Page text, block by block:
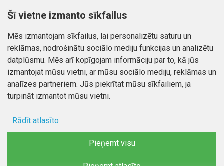
Klientiem
Kontakti
Preču atgriešana
Mans profils
Mans profils
Pasūtījumi
Piegāde un apmaksa
Atteikuma tiesības
Privātuma politika
Kontakti
Autortiesības © 2026, www.autobode.lv, Visas tiesības
Šī vietne izmanto sīkfailus
Mēs izmantojam sīkfailus, lai personalizētu saturu un
reklāmas, nodrošinātu sociālo mediju funkcijas un analizētu
datplūsmu. Mēs arī kopīgojam informāciju par to, kā jūs
izmantojat mūsu vietni, ar mūsu sociālo mediju, reklāmas un
analīzes partneriem. Jūs piekrītat mūsu sīkfailiem, ja
turpināt izmantot mūsu vietni.
Rādīt atlasīto
Pieņemt visu